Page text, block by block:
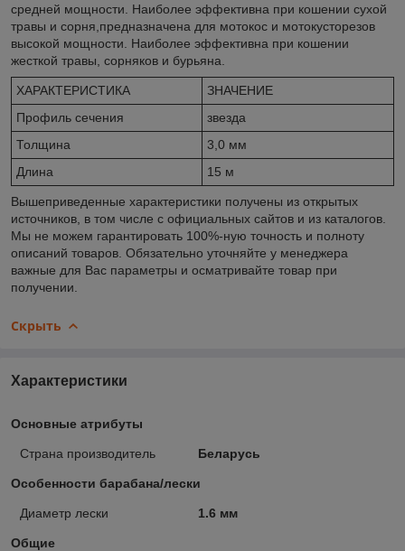
средней мощности. Наиболее эффективна при кошении сухой
травы и сорня,предназначена для мотокос и мотокусторезов
высокой мощности. Наиболее эффективна при кошении
жесткой травы, сорняков и бурьяна.
ХАРАКТЕРИСТИКА
ЗНАЧЕНИЕ
Профиль сечения
звезда
Толщина
3,0 мм
Длина
15 м
Вышеприведенные характеристики получены из открытых
источников, в том числе с официальных сайтов и из каталогов.
Мы не можем гарантировать 100%-ную точность и полноту
описаний товаров. Обязательно уточняйте у менеджера
важные для Вас параметры и осматривайте товар при
получении.
Скрыть
Характеристики
Основные атрибуты
Страна производитель Беларусь
Особенности барабана/лески
Диаметр лески 1.6 мм
Общие